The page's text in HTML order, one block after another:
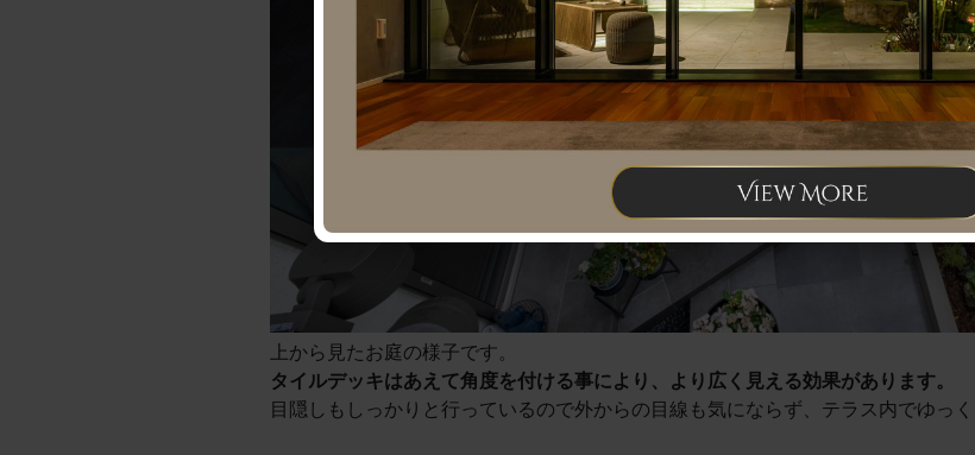
上から見たお庭の様子です。
タイルデッキはあえて角度を付ける事により、より広く見える効果があります。
目隠しもしっかりと行っているので外からの目線も気にならず、テラス内でゆっ